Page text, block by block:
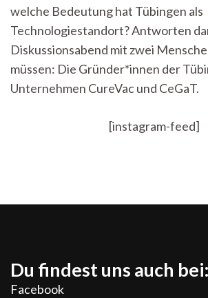
Gespräch
Mit
CureVac
CeGaT
welche Bedeutung hat Tübingen als
Technologiestandort? Antworten
Diskussionsabend mit zwei
müssen: Die Gründer*innen der
Unternehmen CureVac und CeGaT.
[instagram-feed]
Du findest uns auch bei:
Facebook